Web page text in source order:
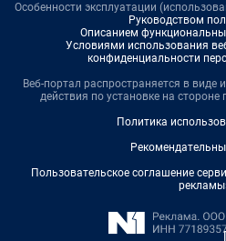
Особенности эксплуатации
Руководством
Описанием
Условиями использования
конфиденциальности
Веб-портал распространяется в виде
действия по установке на
Политика
Пользовательское соглашение